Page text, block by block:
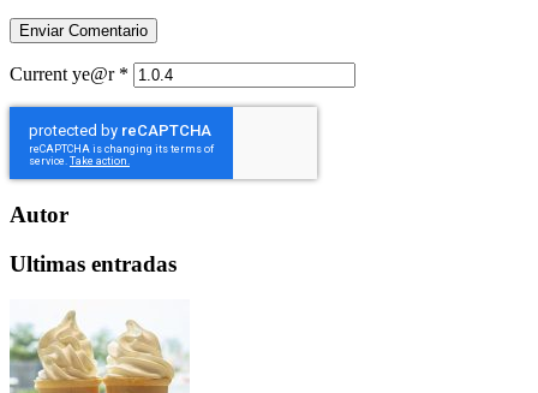
Current ye@r *
Autor
Ultimas entradas